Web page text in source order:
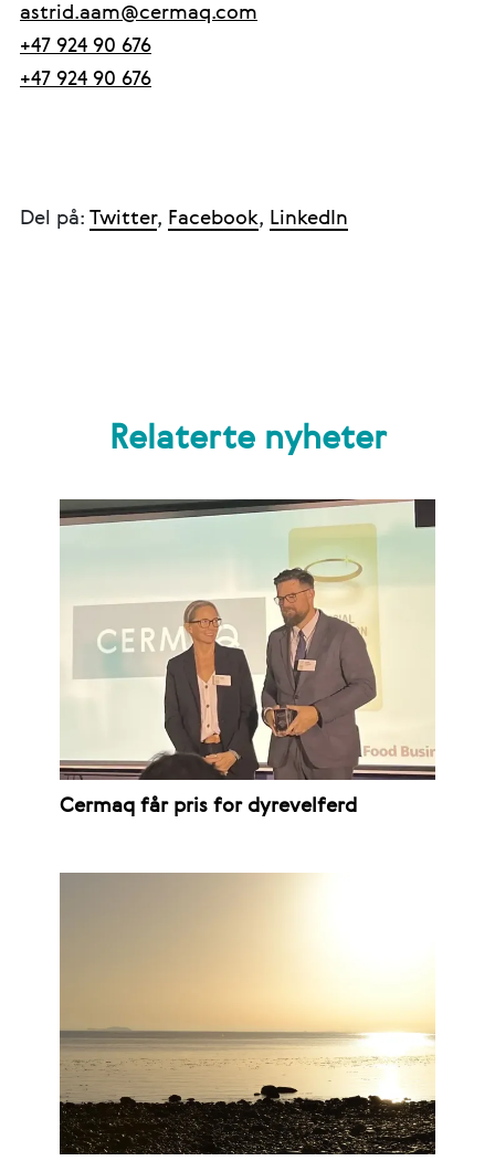
astrid.aam@cermaq.com
+47 924 90 676
+47 924 90 676
Del på: Twitter, Facebook, LinkedIn
Relaterte nyheter
Cermaq får pris for dyrevelferd